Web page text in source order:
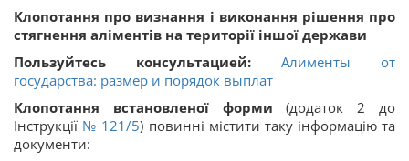
Клопотання про визнання і виконання рішення про
стягнення аліментів на території іншої держави
Пользуйтесь консультацией:
Алименты от
государства: размер и порядок выплат
Клопотання встановленої форми (додаток 2 до
Інструкції № 121/5) повинні містити таку інформацію та
документи: